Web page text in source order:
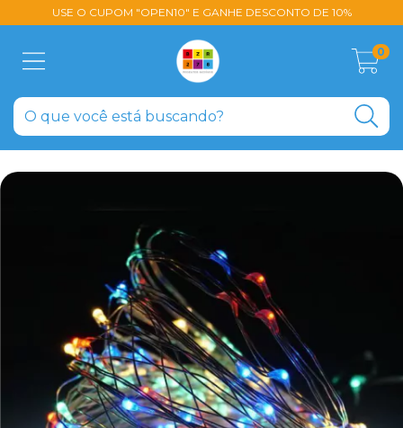
USE O CUPOM "OPEN10" E GANHE DESCONTO DE 10%
0